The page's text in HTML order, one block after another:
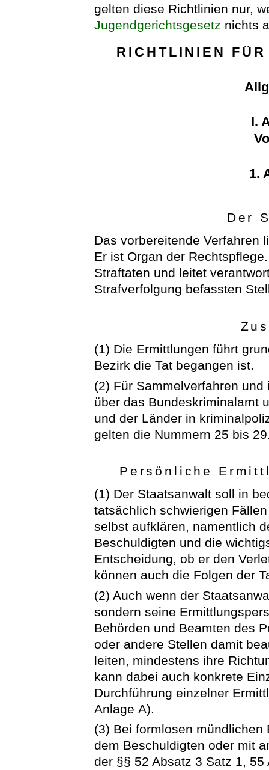
gelten diese Richtlinien nur,
Jugendgerichtsgesetz nichts
RICHTLINIEN
I.
1.
Der
Das vorbereitende Verfahren
Er ist Organ der
Straftaten und leitet
Strafverfolgung befassten
(1) Die Ermittlungen führt
Bezirk die Tat begangen ist.
(2) Für Sammelverfahren
über das Bundeskriminalamt
und der Länder in
gelten die Nummern 25 bis
Persönliche
(1) Der Staatsanwalt soll in
tatsächlich schwierigen
selbst aufklären, namentlich
Beschuldigten und die
Entscheidung, ob er den
können auch die Folgen der
(2) Auch wenn der
sondern seine
Behörden und Beamten des
oder andere Stellen damit
leiten, mindestens ihre
kann dabei auch konkrete
Durchführung einzelner
Anlage A).
(3) Bei formlosen
dem Beschuldigten oder mit
der §§ 52 Absatz 3 Satz 1,